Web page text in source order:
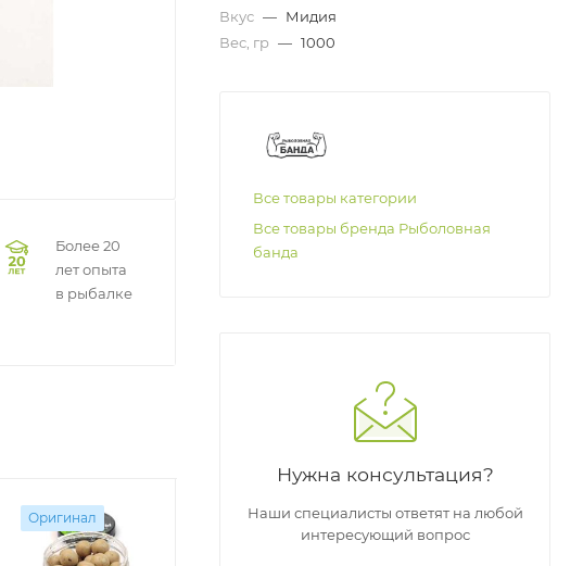
Более 20
лет опыта
в рыбалке
Оригинал Оригинал Оригинал
Вкус — Мидия
Вес, гр — 1000
Все товары категории
Все товары бренда Рыболовная
банда
Нужна консультация?
Наши специалисты ответят на любой
интересующий вопрос